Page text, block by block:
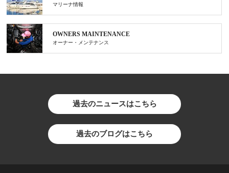
マリーナ情報
OWNERS MAINTENANCE
オーナー・メンテナンス
過去のニュースはこちら
過去のブログはこちら